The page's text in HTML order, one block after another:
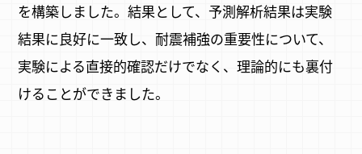
を構築しました。結果として、予測解析結果は実験
結果に良好に一致し、耐震補強の重要性について、
実験による直接的確認だけでなく、理論的にも裏付
けることができました。